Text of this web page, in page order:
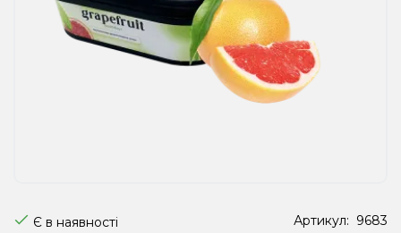
Рідини для електронних сигарет
Подарункові набори
Є в наявності Артикул: 9683